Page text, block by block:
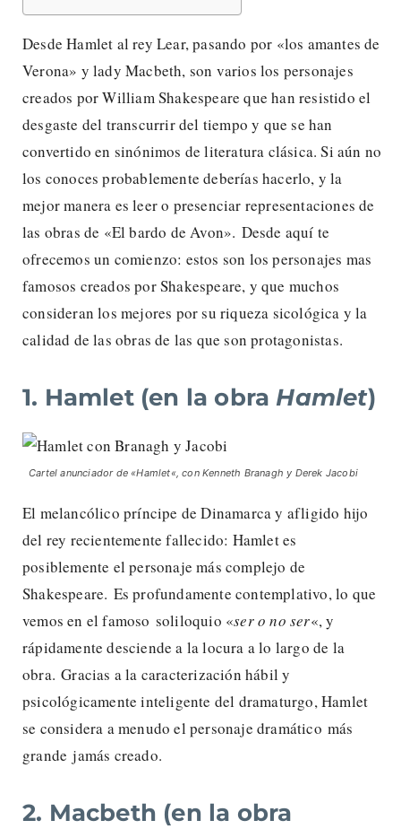
Desde Hamlet al rey Lear, pasando por «los amantes de
Verona» y lady Macbeth, son varios los personajes
creados por William Shakespeare que han resistido el
desgaste del transcurrir del tiempo y que se han
convertido en sinónimos de literatura clásica. Si aún no
los conoces probablemente deberías hacerlo, y la
mejor manera es leer o presenciar representaciones de
las obras de «El bardo de Avon». Desde aquí te
ofrecemos un comienzo: estos son los personajes mas
famosos creados por Shakespeare, y que muchos
consideran los mejores por su riqueza sicológica y la
calidad de las obras de las que son protagonistas.
1. Hamlet (en la obraHamlet)
Cartel anunciador de «Hamlet«, con Kenneth Branagh y Derek Jacobi
El melancólico príncipe de Dinamarca y afligido hijo
del rey recientemente fallecido: Hamlet es
posiblemente el personaje más complejo de
Shakespeare. Es profundamente contemplativo, lo que
vemos en el famoso soliloquio «ser o no ser«, y
rápidamente desciende a la locura a lo largo de la
obra. Gracias a la caracterización hábil y
psicológicamente inteligente del dramaturgo, Hamlet
se considera a menudo el personaje dramático más
grande jamás creado.
2. Macbeth (en la obra